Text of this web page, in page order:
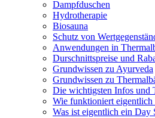
Dampfduschen
Hydrotherapie
Biosauna
Schutz von
Anwendungen in
Durschnittspreise und
Grundwissen zu Ayurveda
Grundwissen zu
Die wichtigsten Infos und
Wie funktioniert eigentlich
Was ist eigentlich ein Day